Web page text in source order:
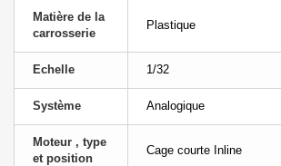
Matière de la
carrosserie
Plastique
Echelle 1/32
Système Analogique
Moteur , type
et position
Cage courte Inline